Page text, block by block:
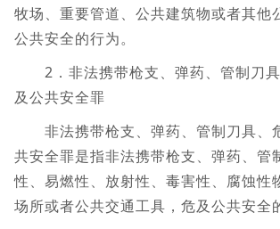
牧场、重要管道、公共建筑物或者其他
公共安全的行为。
2．非法携带枪支、弹药、管制刀具
及公共安全罪
非法携带枪支、弹药、管制刀具、
共安全罪是指非法携带枪支、弹药、管
性、易燃性、放射性、毒害性、腐蚀性
场所或者公共交通工具，危及公共安全